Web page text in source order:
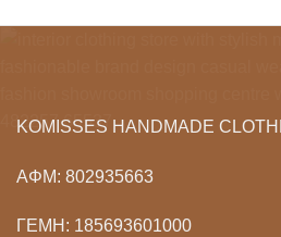
KOMISSES HANDMADE
ΑΦΜ: 802935663
ΓΕΜΗ: 185693601000